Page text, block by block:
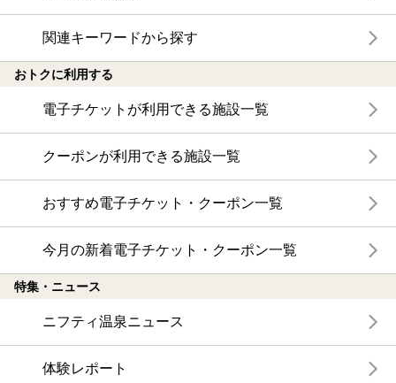
関連キーワードから探す
おトクに利用する
電子チケットが利用できる施設一覧
クーポンが利用できる施設一覧
おすすめ電子チケット・クーポン一覧
今月の新着電子チケット・クーポン一覧
特集・ニュース
ニフティ温泉ニュース
体験レポート